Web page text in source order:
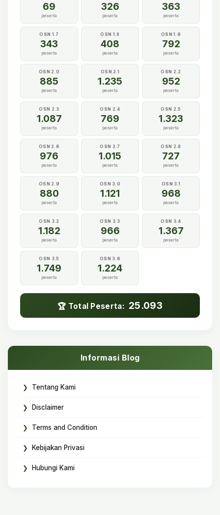
69
peserta
326
peserta
363
peserta
OSN 1.7
343
peserta
OSN 1.8
408
peserta
OSN 1.9
792
peserta
OSN 2.0
885
peserta
OSN 2.1
1.235
peserta
OSN 2.2
952
peserta
OSN 2.3
1.087
peserta
OSN 2.4
769
peserta
OSN 2.5
1.323
peserta
OSN 2.6
976
peserta
OSN 2.7
1.015
peserta
OSN 2.8
727
peserta
OSN 2.9
880
peserta
OSN 3.0
1.121
peserta
OSN 3.1
968
peserta
OSN 3.2
1.182
peserta
OSN 3.3
966
peserta
OSN 3.4
1.367
peserta
OSN 3.5
1.749
peserta
OSN 3.6
1.224
peserta
🏆 Total Peserta: 25.093
Informasi Blog
Tentang Kami
Disclaimer
Terms and Condition
Kebijakan Privasi
Hubungi Kami